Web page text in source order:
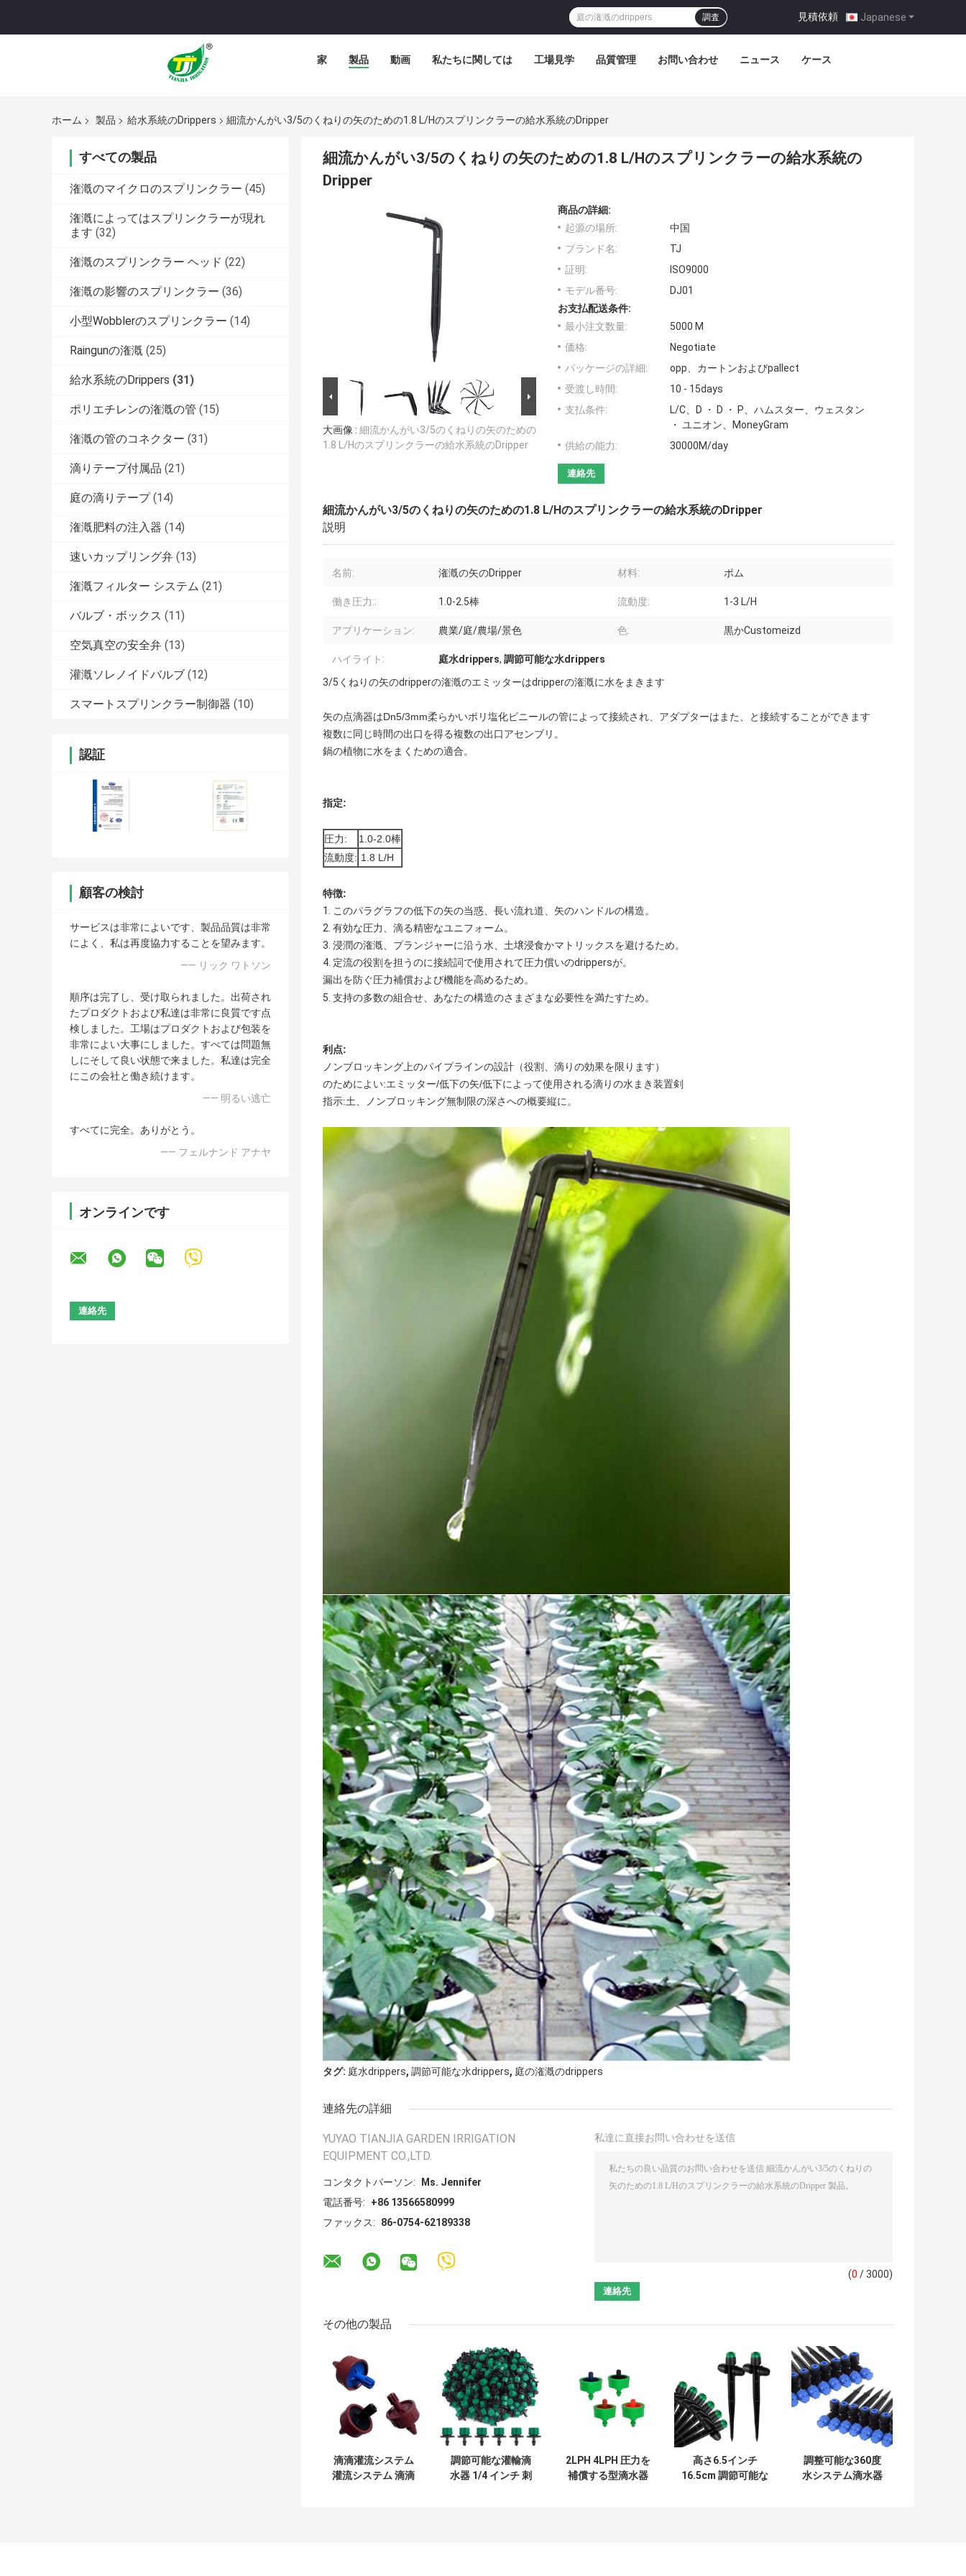
Japanese
見積依頼 |
調査
家 製品 動画 私たちに関しては 工場見学 品質管理 お問い合わせ ニュース ケース
ホーム 製品 給水系統のDrippers 細流かんがい3/5のくねりの矢のための1.8 L/Hのスプリンクラーの給水系統のDripper
すべての製品
潅漑のマイクロのスプリンクラー (45)
潅漑によってはスプリンクラーが現れ
ます (32)
潅漑のスプリンクラー ヘッド (22)
潅漑の影響のスプリンクラー (36)
小型Wobblerのスプリンクラー (14)
Raingunの潅漑 (25)
給水系統のDrippers (31)
ポリエチレンの潅漑の管 (15)
潅漑の管のコネクター (31)
滴りテープ付属品 (21)
庭の滴りテープ (14)
潅漑肥料の注入器 (14)
速いカップリング弁 (13)
潅漑フィルター システム (21)
バルブ・ボックス (11)
空気真空の安全弁 (13)
灌漑ソレノイドバルブ (12)
スマートスプリンクラー制御器 (10)
認証
顧客の検討
サービスは非常によいです、製品品質は非常
によく、私は再度協力することを望みます。
—— リック ワトソン
順序は完了し、受け取られました。出荷され
たプロダクトおよび私達は非常に良質です点
検しました。工場はプロダクトおよび包装を
非常によい大事にしました。すべては問題無
しにそして良い状態で来ました。私達は完全
にこの会社と働き続けます。
—— 明るい逃亡
すべてに完全。ありがとう。
—— フェルナンド アナヤ
オンラインです
細流かんがい3/5のくねりの矢のための1.8 L/Hのスプリンクラーの給水系統の
Dripper
大画像 : 細流かんがい3/5のくねりの矢のための
1.8 L/Hのスプリンクラーの給水系統のDripper
商品の詳細:
起源の場所:
中国
ブランド名:
TJ
証明:
ISO9000
モデル番号:
DJ01
お支払配送条件:
最小注文数量:
5000 M
価格:
Negotiate
パッケージの詳細:
opp、カートンおよびpallect
受渡し時間:
10 - 15days
支払条件:
L/C、D ・ D ・ P、ハムスター、ウェスタン
・ ユニオン、MoneyGram
供給の能力:
30000M/day
連絡先
細流かんがい3/5のくねりの矢のための1.8 L/Hのスプリンクラーの給水系統のDripper
説明
名前: 潅漑の矢のDripper 材料: ポム
働き圧力:: 1.0-2.5棒 流動度: 1-3 L/H
アプリケーション: 農業/庭/農場/景色 色: 黒かCustomeizd
ハイライト: 庭水drippers, 調節可能な水drippers
3/5くねりの矢のdripperの潅漑のエミッターはdripperの潅漑に水をまきます
矢の点滴器はDn5/3mm柔らかいポリ塩化ビニールの管によって接続され、アダプターはまた、と接続することができます
複数に同じ時間の出口を得る複数の出口アセンブリ。
鍋の植物に水をまくための適合。
指定:
圧力:
1.0-2.0棒
流動度: 1.8 L/H
特徴:
1. このパラグラフの低下の矢の当惑、長い流れ道、矢のハンドルの構造。
2. 有効な圧力、滴る精密なユニフォーム。
3. 浸潤の潅漑、プランジャーに沿う水、土壌浸食かマトリックスを避けるため。
4. 定流の役割を担うのに接続詞で使用されて圧力償いのdrippersが。
漏出を防ぐ圧力補償および機能を高めるため。
5. 支持の多数の組合せ、あなたの構造のさまざまな必要性を満たすため。
利点:
ノンブロッキング上のパイプラインの設計（役割、滴りの効果を限ります）
のためによい:エミッター/低下の矢/低下によって使用される滴りの水まき装置剣
指示:土、ノンブロッキング無制限の深さへの概要縦に。
タグ: 庭水drippers, 調節可能な水drippers, 庭の潅漑のdrippers
連絡先の詳細
YUYAO TIANJIA GARDEN IRRIGATION
EQUIPMENT CO.,LTD.
コンタクトパーソン:
Ms. Jennifer
電話番号:
+86 13566580999
ファックス:
86-0754-62189338
私達に直接お問い合わせを送信
(0 / 3000)
その他の製品
滴滴灌流システム
灌流システム 滴滴
調節可能な灌輸滴
水器 1/4 インチ 刺
2LPH 4LPH 圧力を
補償する型滴水器
高さ6.5インチ
16.5cm 調節可能な
調整可能な360度
水システム滴水器